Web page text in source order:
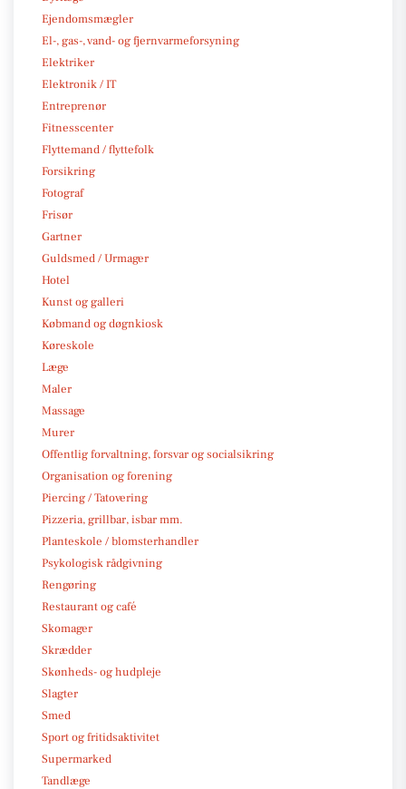
Ejendomsmægler
El-, gas-, vand- og fjernvarmeforsyning
Elektriker
Elektronik / IT
Entreprenør
Fitnesscenter
Flyttemand / flyttefolk
Forsikring
Fotograf
Frisør
Gartner
Guldsmed / Urmager
Hotel
Kunst og galleri
Købmand og døgnkiosk
Køreskole
Læge
Maler
Massage
Murer
Offentlig forvaltning, forsvar og socialsikring
Organisation og forening
Piercing / Tatovering
Pizzeria, grillbar, isbar mm.
Planteskole / blomsterhandler
Psykologisk rådgivning
Rengøring
Restaurant og café
Skomager
Skrædder
Skønheds- og hudpleje
Slagter
Smed
Sport og fritidsaktivitet
Supermarked
Tandlæge